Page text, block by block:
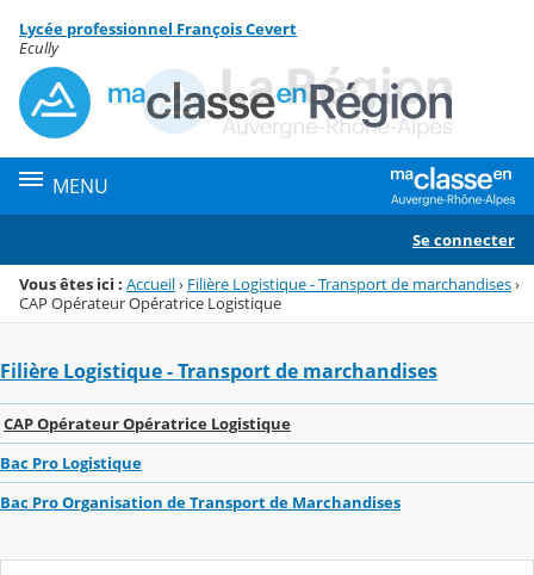
Menu de la rubrique
Contenu
Lycée professionnel François Cevert
Ecully
MENU
Se connecter
Vous êtes ici : Accueil› Filière Logistique - Transport de marchandises›
CAP Opérateur Opératrice Logistique
Filière Logistique - Transport de marchandises
CAP Opérateur Opératrice Logistique
Bac Pro Logistique
Bac Pro Organisation de Transport de Marchandises